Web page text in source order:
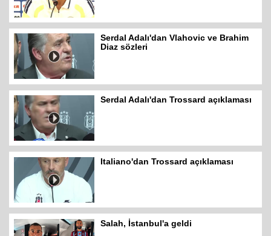
Serdal Adalı'dan Vlahovic ve Brahim
Diaz sözleri
Serdal Adalı'dan Trossard açıklaması
Italiano'dan Trossard açıklaması
Salah, İstanbul'a geldi